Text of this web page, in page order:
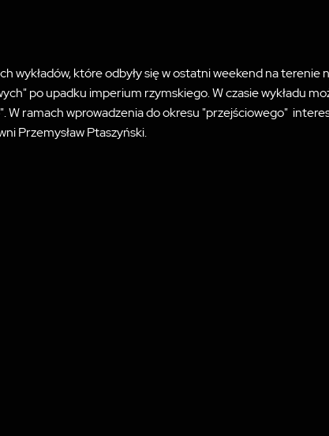
wykładów, które odbyły się w ostatni weekend na terenie
po upadku imperium rzymskiego. W czasie wykładu
ramach wprowadzenia do okresu "przejściowego"
Przemysław Ptaszyński.